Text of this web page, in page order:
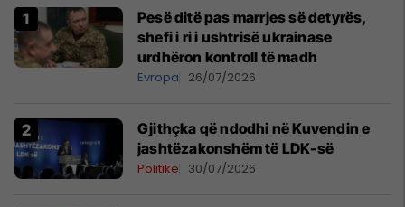
Pesë ditë pas marrjes së detyrës,
shefi i ri i ushtrisë ukrainase
urdhëron kontroll të madh
Evropa 26/07/2026
Gjithçka që ndodhi në Kuvendin e
jashtëzakonshëm të LDK-së
Politikë 30/07/2026